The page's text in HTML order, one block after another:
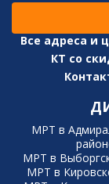
Все адреса и
КТ со
МРТ в
МРТ в
МРТ в